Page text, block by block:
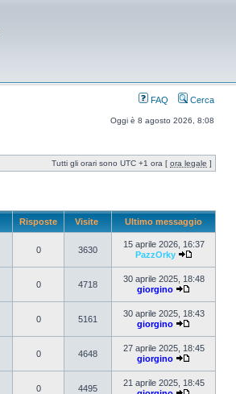
FAQ Cerca
Oggi è 8 agosto 2026, 8:08
Tutti gli orari sono UTC +1 ora [ ora legale ]
Risposte Visite Ultimo messaggio
0 3630
15 aprile 2026, 16:37
PazzOrky
0 4718
30 aprile 2025, 18:48
giorgino
0 5161
30 aprile 2025, 18:43
giorgino
0 4648
27 aprile 2025, 18:45
giorgino
0 4495
21 aprile 2025, 18:45